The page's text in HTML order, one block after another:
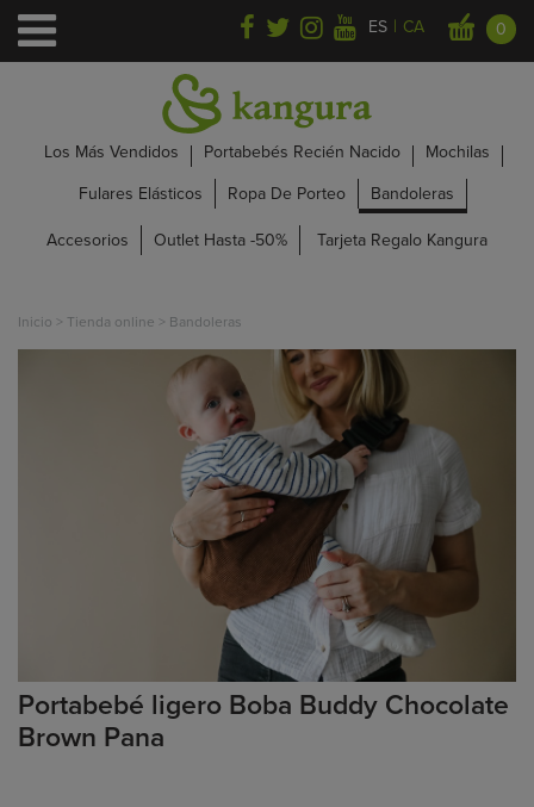
ES | CA 0
Los Más Vendidos Portabebés Recién Nacido
Mochilas
Fulares Elásticos
Ropa De Porteo
Bandoleras
Accesorios
Outlet Hasta -50% Tarjeta Regalo Kangura
Inicio > Tienda online > Bandoleras
Portabebé ligero Boba Buddy Chocolate
Brown Pana